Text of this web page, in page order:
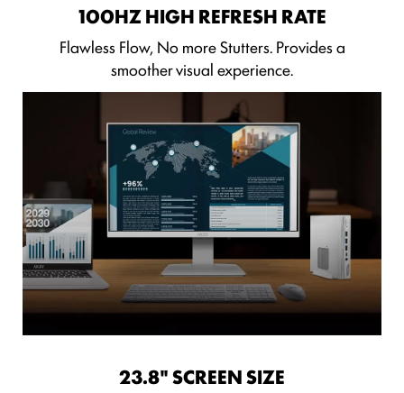
100HZ HIGH REFRESH RATE
Flawless Flow, No more Stutters. Provides a
smoother visual experience.
23.8" SCREEN SIZE